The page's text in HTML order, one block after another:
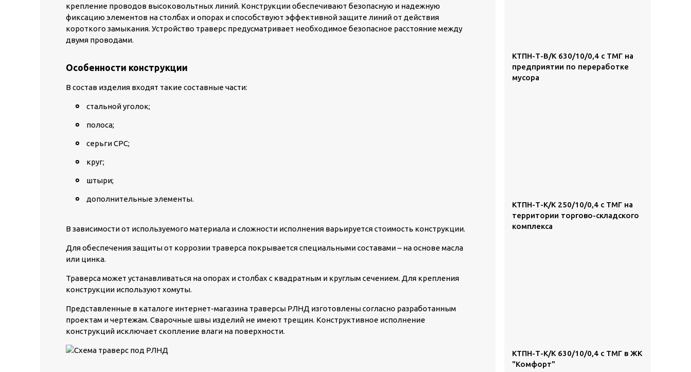
крепление проводов высоковольтных линий. Конструкции обеспечивают безопасную и надежную
фиксацию элементов на столбах и опорах и способствуют эффективной защите линий от действия
короткого замыкания. Устройство траверс предусматривает необходимое безопасное расстояние между
двумя проводами.
Особенности конструкции
В состав изделия входят такие составные части:
стальной уголок;
полоса;
серьги СРС;
круг;
штыри;
дополнительные элементы.
В зависимости от используемого материала и сложности исполнения варьируется стоимость конструкции.
Для обеспечения защиты от коррозии траверса покрывается специальными составами – на основе масла
или цинка.
Траверса может устанавливаться на опорах и столбах с квадратным и круглым сечением. Для крепления
конструкции используют хомуты.
Представленные в каталоге интернет-магазина траверсы РЛНД изготовлены согласно разработанным
проектам и чертежам. Сварочные швы изделий не имеют трещин. Конструктивное исполнение
конструкций исключает скопление влаги на поверхности.
КТПН-Т-В/К 630/10/0,4 с ТМГ на
предприятии по переработке
мусора
КТПН-Т-К/К 250/10/0,4 с ТМГ на
территории торгово-складского
комплекса
КТПН-Т-К/К 630/10/0,4 с ТМГ в ЖК
"Комфорт"